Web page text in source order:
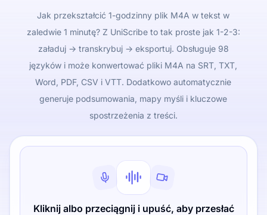
Jak przekształcić 1-godzinny plik M4A w tekst w
zaledwie 1 minutę? Z UniScribe to tak proste jak 1-2-3:
załaduj -> transkrybuj -> eksportuj. Obsługuje 98
języków i może konwertować pliki M4A na SRT, TXT,
Word, PDF, CSV i VTT. Dodatkowo automatycznie
generuje podsumowania, mapy myśli i kluczowe
spostrzeżenia z treści.
Kliknij albo przeciągnij i upuść, aby przesłać